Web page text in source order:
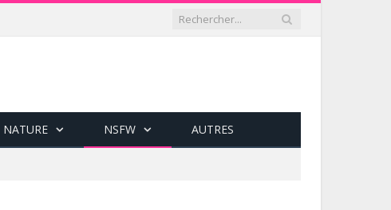
NATURE NSFW AUTRES